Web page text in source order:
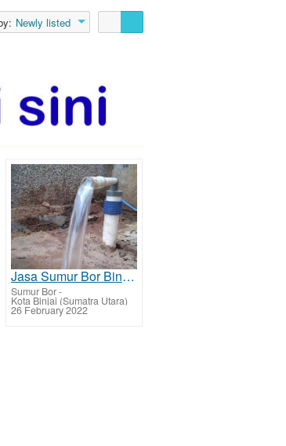
Newly listed
Jasa Sumur Bor Binjai Timur dan Biaya Jasa Buat Sumur Bor
Sumur Bor-
Kota Binjai (Sumatra Utara)
26 February 2022